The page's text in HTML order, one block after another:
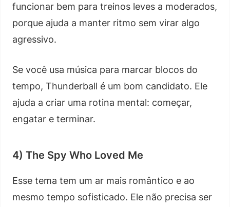
funcionar bem para treinos leves a moderados,
porque ajuda a manter ritmo sem virar algo
agressivo.
Se você usa música para marcar blocos do
tempo, Thunderball é um bom candidato. Ele
ajuda a criar uma rotina mental: começar,
engatar e terminar.
4) The Spy Who Loved Me
Esse tema tem um ar mais romântico e ao
mesmo tempo sofisticado. Ele não precisa ser